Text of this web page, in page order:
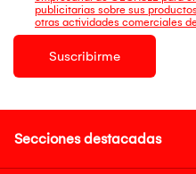
publicitarias sobre sus
otras actividades comerciales
Suscribirme
Secciones destacadas